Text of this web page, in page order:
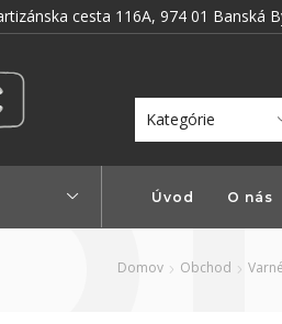
cesta 116A, 974 01 Banská
Úvod O nás
Domov Obchod